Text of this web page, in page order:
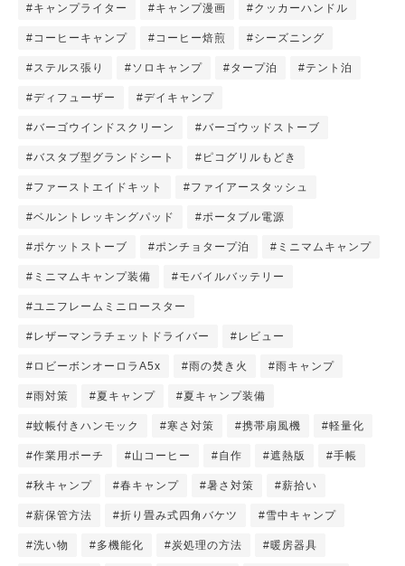
#キャンプライター #キャンプ漫画 #クッカーハンドル
#コーヒーキャンプ #コーヒー焙煎 #シーズニング
#ステルス張り #ソロキャンプ #タープ泊 #テント泊
#ディフューザー #デイキャンプ
#バーゴウインドスクリーン #バーゴウッドストーブ
#バスタブ型グランドシート #ピコグリルもどき
#ファーストエイドキット #ファイアースタッシュ
#ベルントレッキングパッド #ポータブル電源
#ポケットストーブ #ポンチョタープ泊 #ミニマムキャンプ
#ミニマムキャンプ装備 #モバイルバッテリー
#ユニフレームミニロースター
#レザーマンラチェットドライバー #レビュー
#ロビーボンオーロラA5x #雨の焚き火 #雨キャンプ
#雨対策 #夏キャンプ #夏キャンプ装備
#蚊帳付きハンモック #寒さ対策 #携帯扇風機 #軽量化
#作業用ポーチ #山コーヒー #自作 #遮熱版 #手帳
#秋キャンプ #春キャンプ #暑さ対策 #薪拾い
#薪保管方法 #折り畳み式四角バケツ #雪中キャンプ
#洗い物 #多機能化 #炭処理の方法 #暖房器具